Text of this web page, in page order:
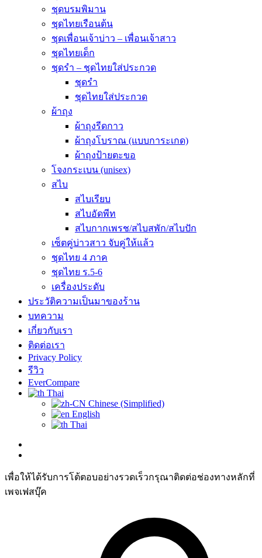
ชุดบรมพิมาน
ชุดไทยเรือนต้น
ชุดเพื่อนเจ้าบ่าว – เพื่อนเจ้าสาว
ชุดไทยเด็ก
ชุดรำ – ชุดไทยใส่ประกวด
ชุดรำ
ชุดไทยใส่ประกวด
ผ้าถุง
ผ้าถุงรีดกาว
ผ้าถุงโบราณ (แบบการะเกด)
ผ้าถุงป้ายตะขอ
โจงกระเบน (unisex)
สไบ
สไบเรียบ
สไบอัดพีท
สไบกากเพรช/สไบสพัก/สไบปัก
เซ็ตคู่บ่าวสาว จับคู่ให้แล้ว
ชุดไทย 4 ภาค
ชุดไทย ร.5-6
เครื่องประดับ
ประวัติความเป็นมาของร้าน
บทความ
เกี่ยวกับเรา
ติดต่อเรา
Privacy Policy
รีวิว
EverCompare
Thai
Chinese (Simplified)
English
Thai
เพื่อให้ได้รับการโต้ตอบอย่างรวดเร็วกรุณาติดต่อช่องทางหลักที่
เพจเฟสบุ๊ค